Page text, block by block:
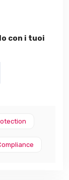
con i tuoi